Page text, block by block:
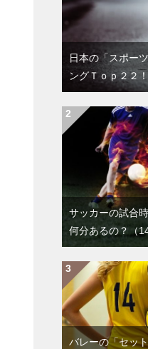
日本の「スポー
ングＴｏｐ２２！
サッカーの試合
何分あるの？ （
バレーの「セッ